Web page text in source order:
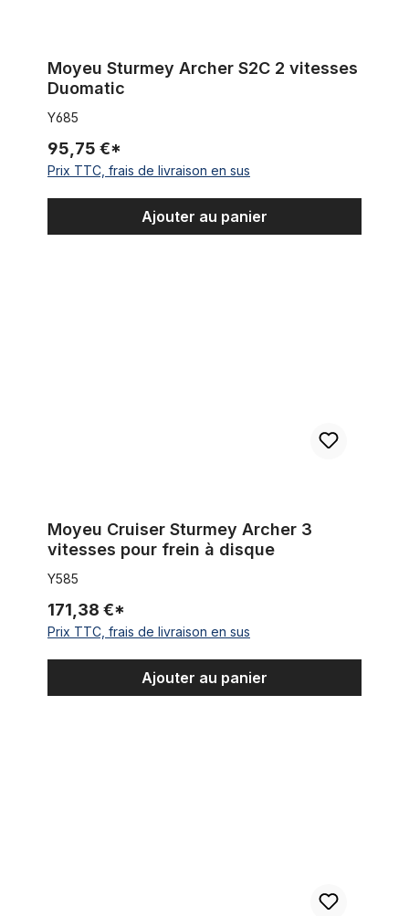
Moyeu Sturmey Archer S2C 2 vitesses
Duomatic
Y685
95,75 €*
Prix TTC, frais de livraison en sus
Ajouter au panier
Moyeu Cruiser Sturmey Archer 3
vitesses pour frein à disque
Y585
171,38 €*
Prix TTC, frais de livraison en sus
Ajouter au panier